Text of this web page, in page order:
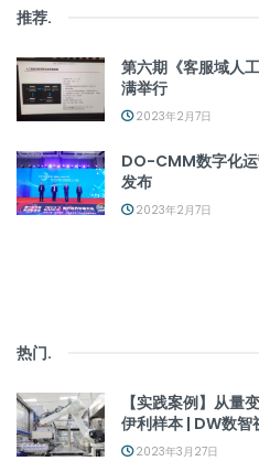
推荐.
第六期《客服域人
满举行
2023年2月7日
DO-CMM数字化运
发布
2023年2月7日